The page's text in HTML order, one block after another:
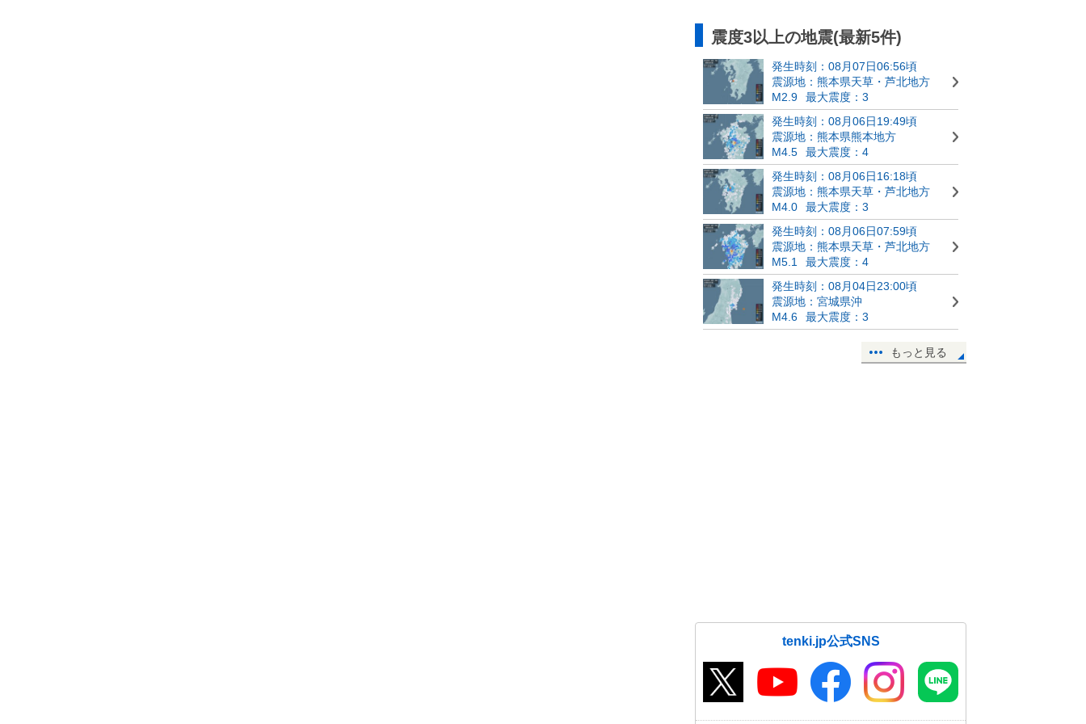
震度3以上の地震(最新5件)
発生時刻：08月07日06:56頃
震源地：熊本県天草・芦北地方
M2.9
最大震度：3
発生時刻：08月06日19:49頃
震源地：熊本県熊本地方
M4.5
最大震度：4
発生時刻：08月06日16:18頃
震源地：熊本県天草・芦北地方
M4.0
最大震度：3
発生時刻：08月06日07:59頃
震源地：熊本県天草・芦北地方
M5.1
最大震度：4
発生時刻：08月04日23:00頃
震源地：宮城県沖
M4.6
最大震度：3
もっと見る
tenki.jp公式SNS